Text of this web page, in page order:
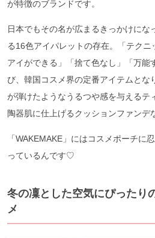
が特徴のブランドです。
日本でもその名が広まるきっかけにな
る16色アイパレットの存在。「テク
アイができる」「捨て色なし」「万能
び、韓国コスメ界の定番アイテムとな
が弾けたようなうるつや感を与えるテ
陶器肌に仕上げるクッションファンデ
「WAKEMAKE」にはコスメポーチに
っているんです♡
冬の凜とした空気にぴったり
メ